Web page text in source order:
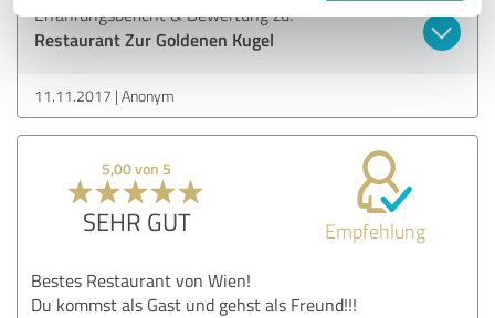
Erfahrungsbericht & Bewertung zu:
Restaurant Zur Goldenen Kugel
11.11.2017 Anonym
5,00 von 5
SEHR GUT Empfehlung
Bestes Restaurant von Wien!
Du kommst als Gast und gehst als Freund!!!